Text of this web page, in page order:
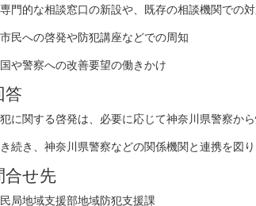
専門的な相談窓口の新設や、既存の相談機関での
市民への啓発や防犯講座などでの周知
国や警察への改善要望の働きかけ
答
に関する啓発は、必要に応じて神奈川県警察か
続き、神奈川県警察などの関係機関と連携を図
合せ先
局地域支援部地域防犯支援課